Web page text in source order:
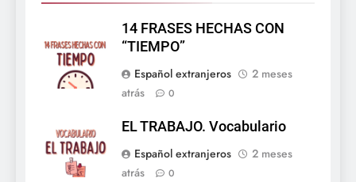
14 FRASES HECHAS CON
“TIEMPO”
Español extranjeros
2 meses
atrás
0
EL TRABAJO. Vocabulario
Español extranjeros
2 meses
atrás
0